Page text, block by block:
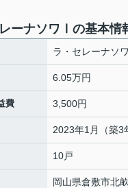
ーナソワⅠの基本情
ラ・セレーナソ
6.05万円
費 3,500円
2023年1月（築3
10戸
岡山県倉敷市北畝